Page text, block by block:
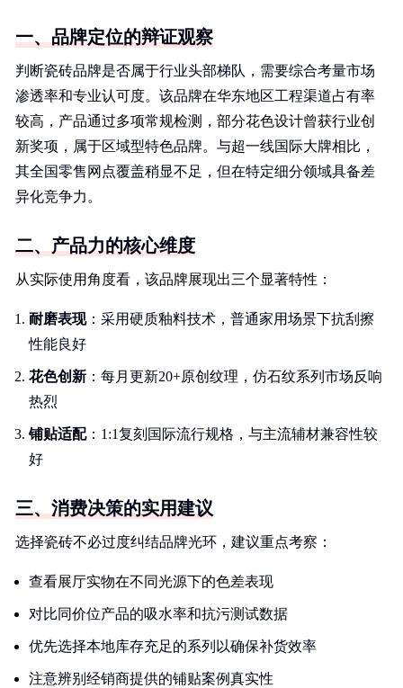
一、品牌定位的辩证观察
判断瓷砖品牌是否属于行业头部梯队，需要综合考量市场
渗透率和专业认可度。该品牌在华东地区工程渠道占有率
较高，产品通过多项常规检测，部分花色设计曾获行业创
新奖项，属于区域型特色品牌。与超一线国际大牌相比，
其全国零售网点覆盖稍显不足，但在特定细分领域具备差
异化竞争力。
二、产品力的核心维度
从实际使用角度看，该品牌展现出三个显著特性：
耐磨表现：采用硬质釉料技术，普通家用场景下抗刮擦
性能良好
花色创新 ：每月更新20+原创纹理，仿石纹系列市场反响
热烈
铺贴适配：1:1复刻国际流行规格，与主流辅材兼容性较
好
三、消费决策的实用建议
选择瓷砖不必过度纠结品牌光环，建议重点考察：
查看展厅实物在不同光源下的色差表现
对比同价位产品的吸水率和抗污测试数据
优先选择本地库存充足的系列以确保补货效率
注意辨别经销商提供的铺贴案例真实性